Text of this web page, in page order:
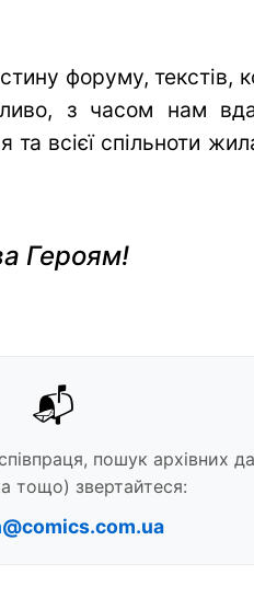
форуму, текстів,
з часом нам
всієї спільноти
Героям!
📬
пошук архівних
тощо) звертайтеся: